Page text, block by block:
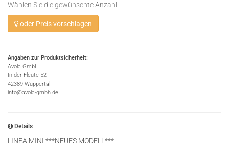
Wählen Sie die gewünschte Anzahl
oder Preis vorschlagen
Angaben zur Produktsicherheit:
Avola GmbH
In der Fleute 52
42389 Wuppertal
info@avola-gmbh.de
Details
LINEA MINI ***NEUES MODELL***